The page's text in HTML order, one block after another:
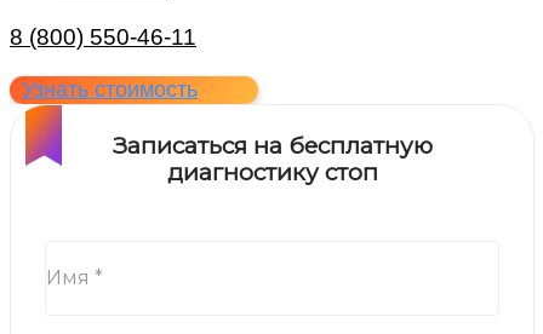
8 (800) 550-46-11
Узнать стоимость